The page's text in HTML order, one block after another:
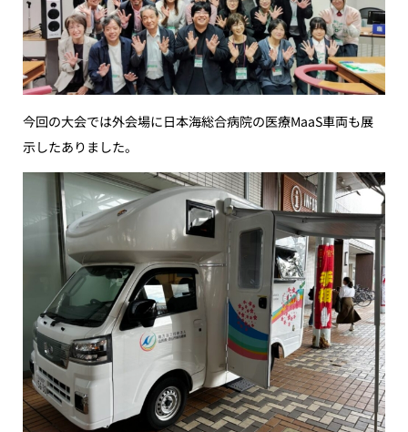
今回の大会では外会場に日本海総合病院の医療MaaS車両も展
示したありました。